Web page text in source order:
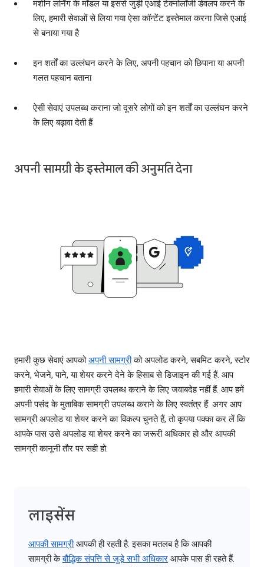
मशीन लर्निंग के मॉडल या इससे जुड़ी एआई टेक्नोलॉजी डेवलप करने के
लिए, हमारी सेवाओं से लिया गया ऐसा कॉन्टेंट इस्तेमाल करना जिसे एआई
से बनाया गया है
इन शर्तों का उल्लंघन करने के लिए, अपनी पहचान को छिपाना या अपनी
गलत पहचान बताना
ऐसी सेवाएं उपलब्ध कराना जो दूसरे लोगों को इन शर्तों का उल्लंघन करने
के लिए बढ़ावा देती हैं
अपनी सामग्री के इस्तेमाल की अनुमति देना
हमारी कुछ सेवाएं आपकोअपनी सामग्रीको अपलोड करने, सबमिट करने, स्टोर
करने, भेजने, पाने, या शेयर करने देने के हिसाब से डिजाइन की गई हैं. आप
हमारी सेवाओं के लिए सामग्री उपलब्ध कराने के लिए जवाबदेह नहीं हैं. आप हमें
अपनी पसंद के मुताबिक सामग्री उपलब्ध कराने के लिए स्वतंत्र हैं. अगर आप
सामग्री अपलोड या शेयर करने का विकल्प चुनते हैं, तो कृपया पक्का कर लें कि
आपके पास उसे अपलोड या शेयर करने का जरूरी अधिकार हो और आपकी
सामग्री कानूनी तौर पर सही हो.
लाइसेंस
आपकी सामग्रीआपकी ही रहती है. इसका मतलब है कि आपकी
सामग्री केबौद्धिक संपत्ति से जुड़े सभी अधिकार आपके पास ही रहते हैं.